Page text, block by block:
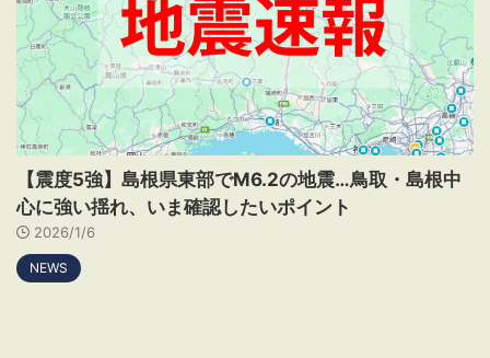
【震度5強】島根県東部でM6.2の地震…鳥取・島根中
心に強い揺れ、いま確認したいポイント
2026/1/6
NEWS